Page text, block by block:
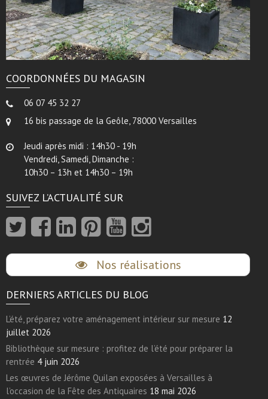
COORDONNÉES DU MAGASIN
06 07 45 32 27
16 bis passage de la Geôle, 78000 Versailles
Jeudi après midi : 14h30 - 19h
Vendredi, Samedi, Dimanche :
10h30 – 13h et 14h30 – 19h
SUIVEZ L’ACTUALITÉ SUR
Nos réalisations
DERNIERS ARTICLES DU BLOG
L’été, préparez votre aménagement intérieur sur mesure 12
juillet 2026
Bibliothèque sur mesure : profitez de l’été pour préparer la
rentrée 4 juin 2026
Les œuvres de Jérôme Quilan exposées à Versailles à
l’occasion de la Fête des Antiquaires 18 mai 2026